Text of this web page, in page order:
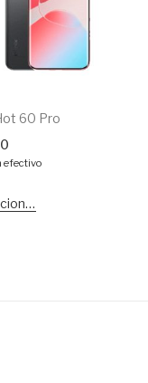
60 Pro
efectivo